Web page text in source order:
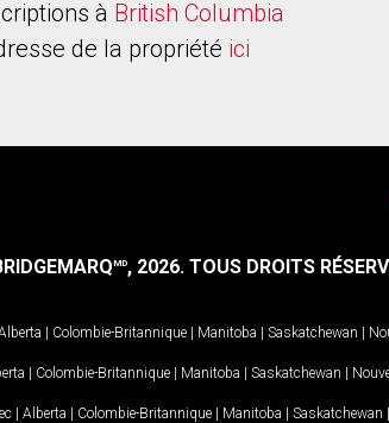
à British Columbia
de la propriété ici
MD, 2026. TOUS DROITS
| Colombie-Britannique | Manitoba | Saskatchewan |
| Colombie-Britannique | Manitoba | Saskatchewan |
| Alberta | Colombie-Britannique | Manitoba | Saskatchewan |